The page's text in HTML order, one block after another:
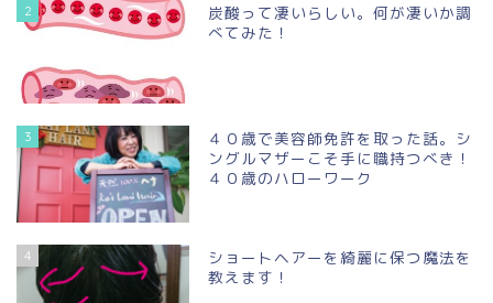
2
炭酸って凄いらしい。何が凄いか調
べてみた！
3
４０歳で美容師免許を取った話。シ
ングルマザーこそ手に職持つべき！
４０歳のハローワーク
4
ショートヘアーを綺麗に保つ魔法を
教えます！